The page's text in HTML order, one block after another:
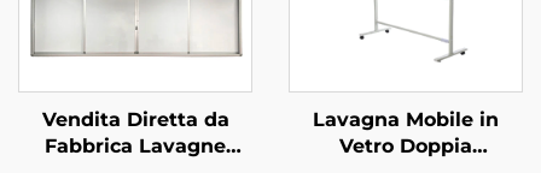
Vendita Diretta da
Fabbrica Lavagne
Lavagna Mobile in
Vetro Doppia